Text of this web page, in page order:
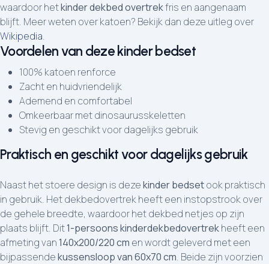
waardoor hetkinder dekbed overtrekfris en aangenaam
blijft. Meer weten over katoen? Bekijk dan deze uitleg over
Wikipedia.
Voordelen van deze kinder bedset
100% katoen renforce
Zacht en huidvriendelijk
Ademend en comfortabel
Omkeerbaar met dinosaurusskeletten
Stevig en geschikt voor dagelijks gebruik
Praktisch en geschikt voor dagelijks gebruik
Naast het stoere design is dezekinder bedsetook praktisch
in gebruik. Het dekbedovertrek heeft een instopstrook over
de gehele breedte, waardoor het dekbed netjes op zijn
plaats blijft. Dit1-persoons kinderdekbedovertrekheeft een
afmeting van140x200/220 cm en wordt geleverd met een
bijpassendekussensloop van 60x70 cm. Beide zijn voorzien